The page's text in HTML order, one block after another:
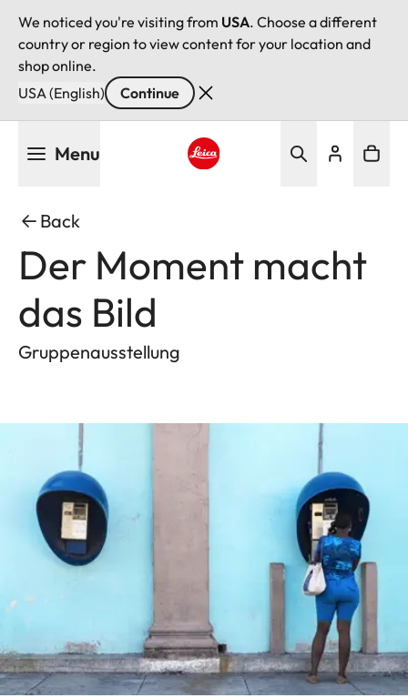
We noticed you're visiting from USA. Choose a different
country or region to view content for your location and
shop online.
USA (English)
Continue
Menu
Back
Der Moment macht
das Bild
Gruppenausstellung